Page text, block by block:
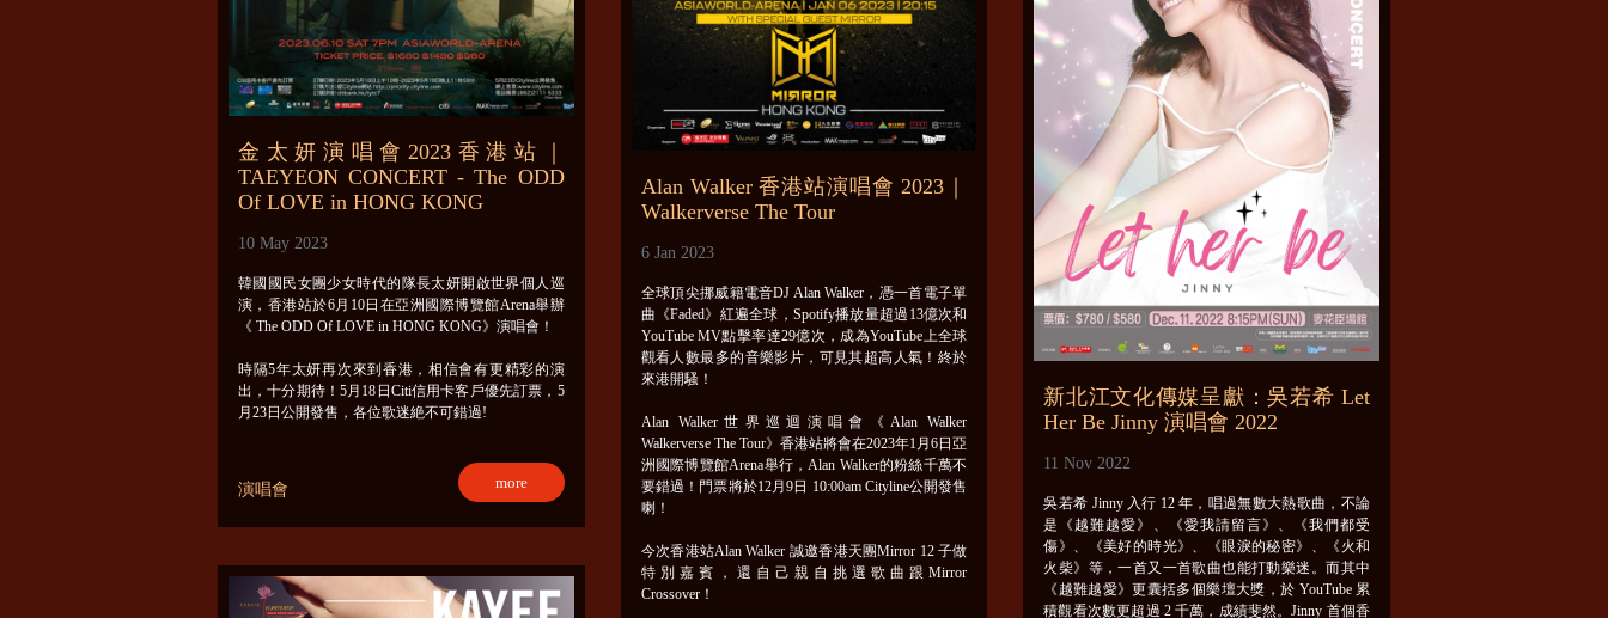
金太妍演唱會2023香港站｜
TAEYEON CONCERT - The ODD
Of LOVE in HONG KONG
10 May 2023
韓國國民女團少女時代的隊長太妍開啟世界個人巡
演，香港站於6月10日在亞洲國際博覽館Arena舉辦
《 The ODD Of LOVE in HONG KONG》演唱會！
時隔5年太妍再次來到香港，相信會有更精彩的演
出，十分期待！5月18日Citi信用卡客戶優先訂票，5
月23日公開發售，各位歌迷絶不可錯過!
演唱會 more
Alan Walker 香港站演唱會 2023｜
Walkerverse The Tour
6 Jan 2023
全球頂尖挪威籍電音DJ Alan Walker，憑一首電子單
曲《Faded》紅遍全球，Spotify播放量超過13億次和
YouTube MV點擊率達29億次，成為YouTube上全球
觀看人數最多的音樂影片，可見其超高人氣！終於
來港開騷！
Alan Walker世界巡迴演唱會《Alan Walker
Walkerverse The Tour》香港站將會在2023年1月6日亞
洲國際博覽館Arena舉行，Alan Walker的粉絲千萬不
要錯過！門票將於12月9日 10:00am Cityline公開發售
喇！
今次香港站Alan Walker 誠邀香港天團Mirror 12 子做
特別嘉賓，還自己親自挑選歌曲跟Mirror
Crossover！
新北江文化傳媒呈獻：吳若希 Let
Her Be Jinny 演唱會 2022
11 Nov 2022
吳若希 Jinny 入行 12 年，唱過無數大熱歌曲，不論
是《越難越愛》、《愛我請留言》、《我們都受
傷》、《美好的時光》、《眼淚的秘密》、《火和
火柴》等，一首又一首歌曲也能打動樂迷。而其中
《越難越愛》更囊括多個樂壇大獎，於 YouTube 累
積觀看次數更超過 2 千萬，成績斐然。Jinny 首個香